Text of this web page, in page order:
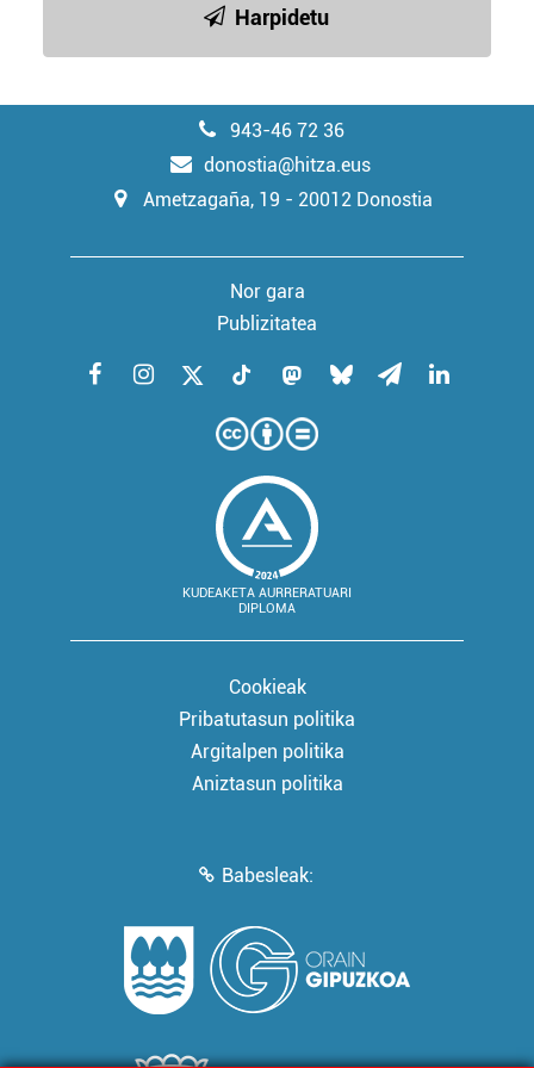
baliatzen gara. Ohar hau onartuz gero, teknologia hori
Harpidetu
943-46 72 36
donostia@hitza.eus
Ametzagaña, 19 - 20012 Donostia
Nor gara
Publizitatea
KUDEAKETA AURRERATUARI
DIPLOMA
Cookieak
Pribatutasun politika
Argitalpen politika
Aniztasun politika
Babesleak: